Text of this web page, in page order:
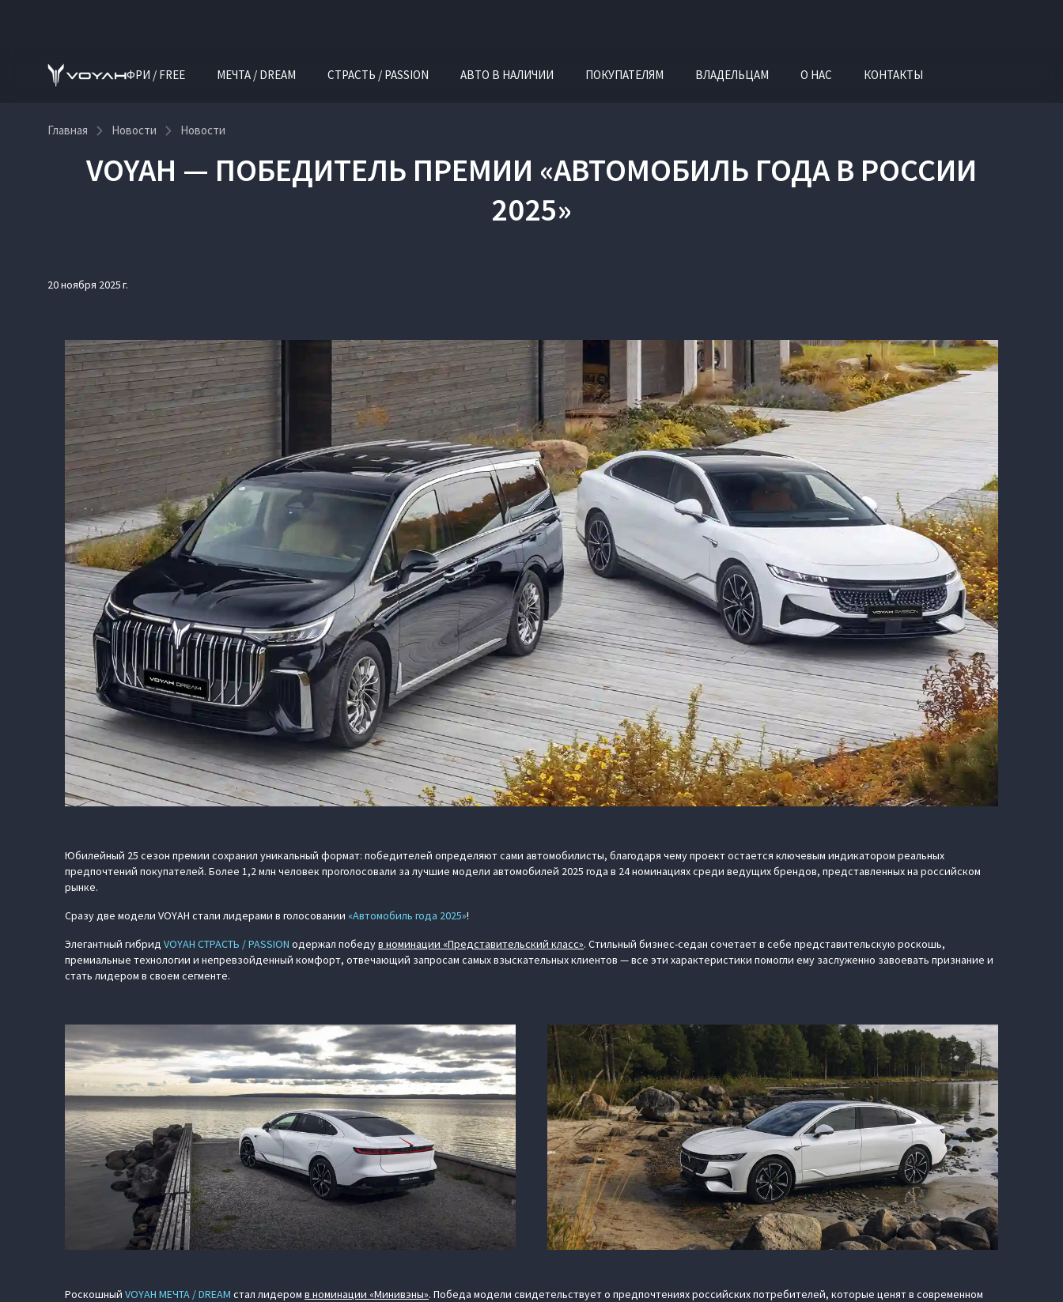
ФРИ / FREE МЕЧТА / DREAM СТРАСТЬ / PASSION АВТО В НАЛИЧИИ ПОКУПАТЕЛЯМ ВЛАДЕЛЬЦАМ О НАС КОНТАКТЫ
Главная Новости Новости
VOYAH — ПОБЕДИТЕЛЬ ПРЕМИИ «АВТОМОБИЛЬ ГОДА В РОССИИ
2025»
20 ноября 2025 г.
Юбилейный 25 сезон премии сохранил уникальный формат: победителей определяют сами автомобилисты, благодаря чему проект остается ключевым индикатором реальных
предпочтений покупателей. Более 1,2 млн человек проголосовали за лучшие модели автомобилей 2025 года в 24 номинациях среди ведущих брендов, представленных на российском
рынке.
Сразу две модели VOYAH стали лидерами в голосовании «Автомобиль года 2025»!
Элегантный гибрид VOYAH СТРАСТЬ / PASSION одержал победув номинации «Представительский класс». Стильный бизнес-седан сочетает в себе представительскую роскошь,
премиальные технологии и непревзойденный комфорт, отвечающий запросам самых взыскательных клиентов — все эти характеристики помогли ему заслуженно завоевать признание и
стать лидером в своем сегменте.
Роскошный VOYAH МЕЧТА / DREAM стал лидером в номинации «Минивэны». Победа модели свидетельствует о предпочтениях российских потребителей, которые ценят в современном